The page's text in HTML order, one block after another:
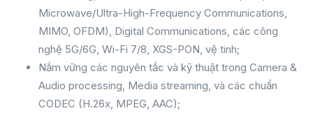
Microwave/Ultra-High-Frequency Communications,
MIMO, OFDM), Digital Communications, các công
nghệ 5G/6G, Wi-Fi 7/8, XGS-PON, vệ tinh;
Nắm vững các nguyên tắc và kỹ thuật trong Camera &
Audio processing, Media streaming, và các chuẩn
CODEC (H.26x, MPEG, AAC);